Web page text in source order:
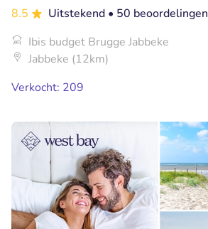
8.5 Uitstekend • 50 beoordelingen
Ibis budget Brugge Jabbeke
Jabbeke (12km)
Verkocht: 209